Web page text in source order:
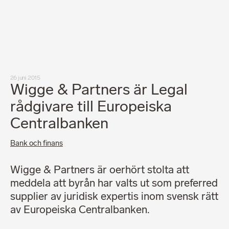
Allmänna villkor
Integritetspolicy
Professionell uppförandekod
26 juni 2015
Wigge & Partners är Legal
rådgivare till Europeiska
Centralbanken
Bank och finans
Wigge & Partners är oerhört stolta att
meddela att byrån har valts ut som preferred
supplier av juridisk expertis inom svensk rätt
av Europeiska Centralbanken.